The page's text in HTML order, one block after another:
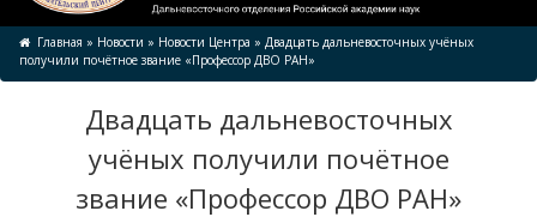
Главная » Новости » Новости Центра » Двадцать дальневосточных учёных
получили почётное звание «Профессор ДВО РАН»
Двадцать дальневосточных
учёных получили почётное
звание «Профессор ДВО РАН»